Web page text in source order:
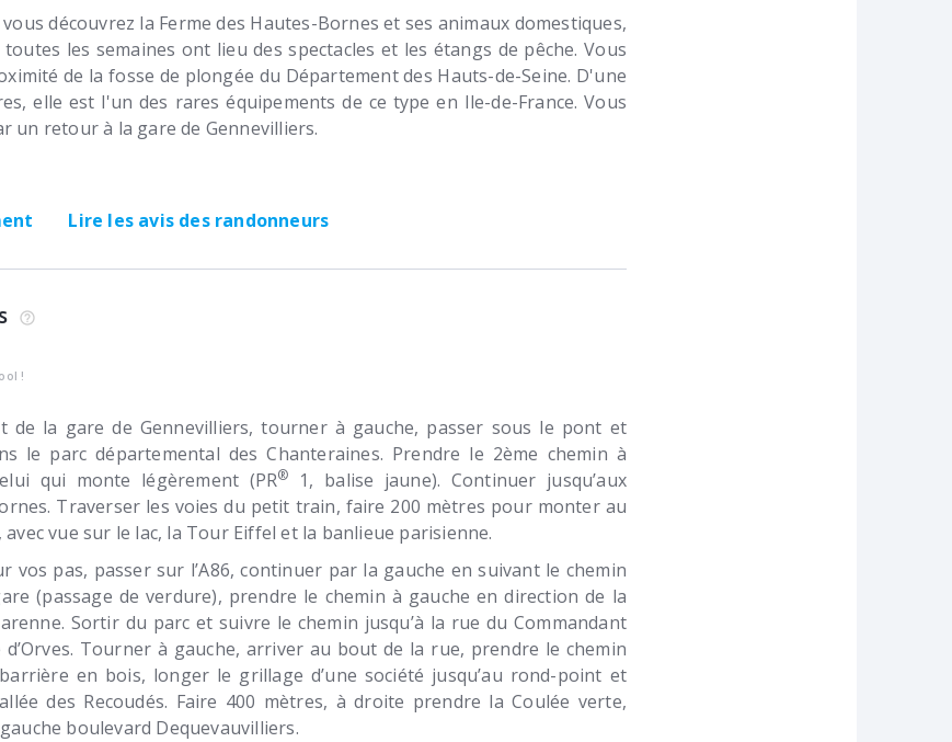
découvrez la Ferme des Hautes-Bornes et ses animaux domestiques,
les semaines ont lieu des spectacles et les étangs de pêche. Vous
de la fosse de plongée du Département des Hauts-de-Seine. D'une
elle est l'un des rares équipements de ce type en Ile-de-France. Vous
un retour à la gare de Gennevilliers.
Lire les avis des randonneurs
!
de la gare de Gennevilliers, tourner à gauche, passer sous le pont et
le parc départemental des Chanteraines. Prendre le 2ème chemin à
qui monte légèrement (PR®
1, balise jaune). Continuer jusqu’aux
Traverser les voies du petit train, faire 200 mètres pour monter au
avec vue sur le lac, la Tour Eiffel et la banlieue parisienne.
vos pas, passer sur l’A86, continuer par la gauche en suivant le chemin
(passage de verdure), prendre le chemin à gauche en direction de la
Sortir du parc et suivre le chemin jusqu’à la rue du Commandant
d’Orves. Tourner à gauche, arriver au bout de la rue, prendre le chemin
en bois, longer le grillage d’une société jusqu’au rond-point et
des Recoudés. Faire 400 mètres, à droite prendre la Coulée verte,
boulevard Dequevauvilliers.